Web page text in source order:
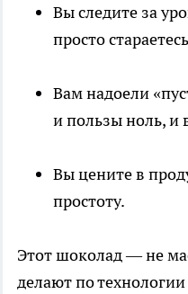
Вы следите за
просто
Вам надоели
и пользы ноль, и
Вы цените в
простоту.
Этот шоколад — не
делают по